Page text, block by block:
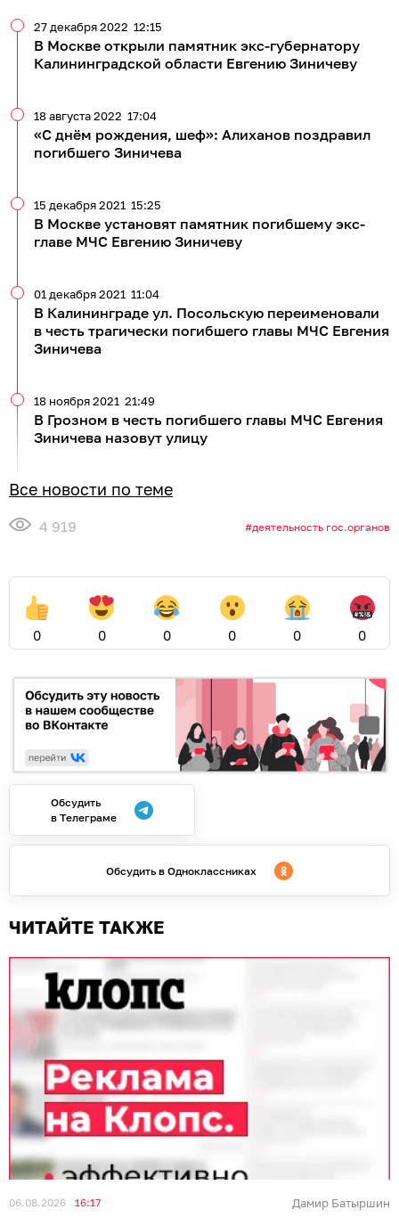
В Москве открыли памятник экс-губернатору
Калининградской области Евгению Зиничеву
27 декабря 2022 12:15
«С днём рождения, шеф»: Алиханов поздравил
погибшего Зиничева
18 августа 2022 17:04
В Москве установят памятник погибшему экс-
главе МЧС Евгению Зиничеву
15 декабря 2021 15:25
В Калининграде ул. Посольскую переименовали
в честь трагически погибшего главы МЧС Евгения
Зиничева
01 декабря 2021 11:04
В Грозном в честь погибшего главы МЧС Евгения
Зиничева назовут улицу
18 ноября 2021 21:49
Все новости по теме
4 919 деятельность гос.органов
0 0 0 0 0 0
Обсудить
в Телеграме
Обсудить в Одноклассниках
ЧИТАЙТЕ ТАКЖЕ
06.08.2026 16:17 Дамир Батыршин